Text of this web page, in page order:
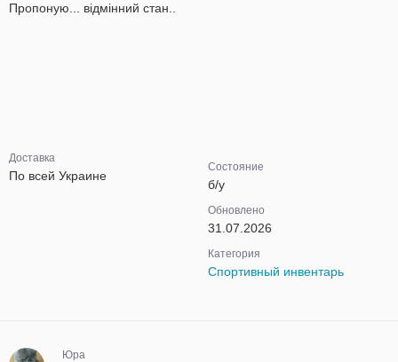
Пропоную... відмінний стан..
Доставка
По всей Украине
Состояние
б/у
Обновлено
31.07.2026
Категория
Спортивный инвентарь
Юра